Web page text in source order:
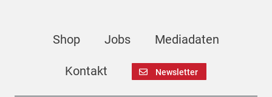
Shop Jobs Mediadaten
Kontakt Newsletter